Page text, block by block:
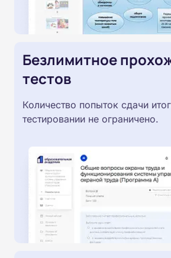
Безлимитное
тестов
Количество попыток сдачи
тестировании не ограничено.